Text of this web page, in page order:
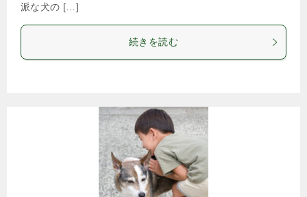
派な犬の […]
続きを読む